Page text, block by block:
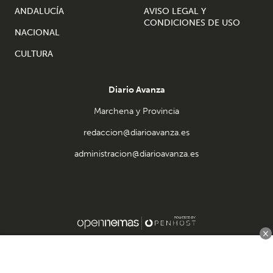
ANDALUCÍA
NACIONAL
CULTURA
AVISO LEGAL Y
CONDICIONES DE USO
Diario Avanza
Marchena y Provincia
redaccion@diarioavanza.es
administracion@diarioavanza.es
×